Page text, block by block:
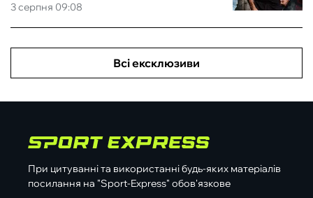
3 серпня 09:08
Всі ексклюзиви
При цитуванні та використанні будь-яких матеріалів
посилання на "Sport-Express" обов'язкове